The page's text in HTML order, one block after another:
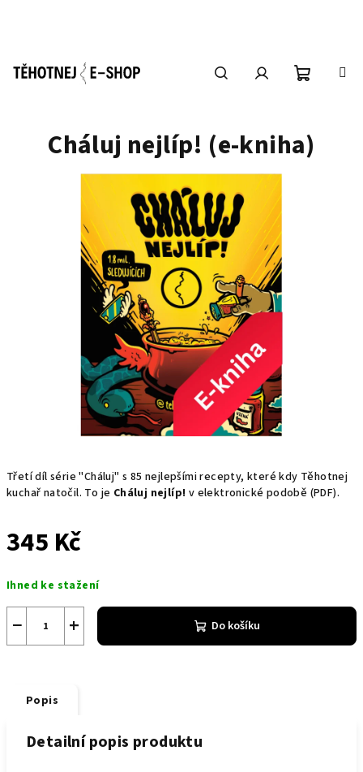
košík
Třetí díl série "Cháluj" s 85 nejlepšími recepty, které kdy Těhotnej
kuchař natočil. To je Cháluj nejlíp! v elektronické podobě (PDF).
345 Kč
cena:
Ihned ke stažení
+
− Do košíku
Cháluj nejlíp! (e-kniha)
Popis
Detailní popis produktu